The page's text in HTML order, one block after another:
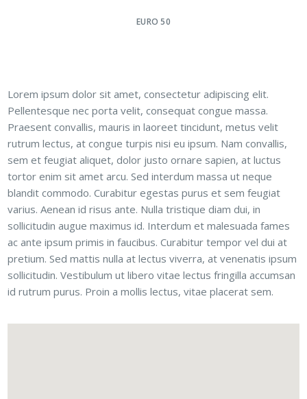
EURO 50
Lorem ipsum dolor sit amet, consectetur adipiscing elit.
Pellentesque nec porta velit, consequat congue massa.
Praesent convallis, mauris in laoreet tincidunt, metus velit
rutrum lectus, at congue turpis nisi eu ipsum. Nam convallis,
sem et feugiat aliquet, dolor justo ornare sapien, at luctus
tortor enim sit amet arcu. Sed interdum massa ut neque
blandit commodo. Curabitur egestas purus et sem feugiat
varius. Aenean id risus ante. Nulla tristique diam dui, in
sollicitudin augue maximus id. Interdum et malesuada fames
ac ante ipsum primis in faucibus. Curabitur tempor vel dui at
pretium. Sed mattis nulla at lectus viverra, at venenatis ipsum
sollicitudin. Vestibulum ut libero vitae lectus fringilla accumsan
id rutrum purus. Proin a mollis lectus, vitae placerat sem.